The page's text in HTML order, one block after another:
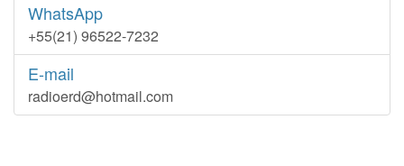
WhatsApp
+55(21) 96522-7232
E-mail
radioerd@hotmail.com